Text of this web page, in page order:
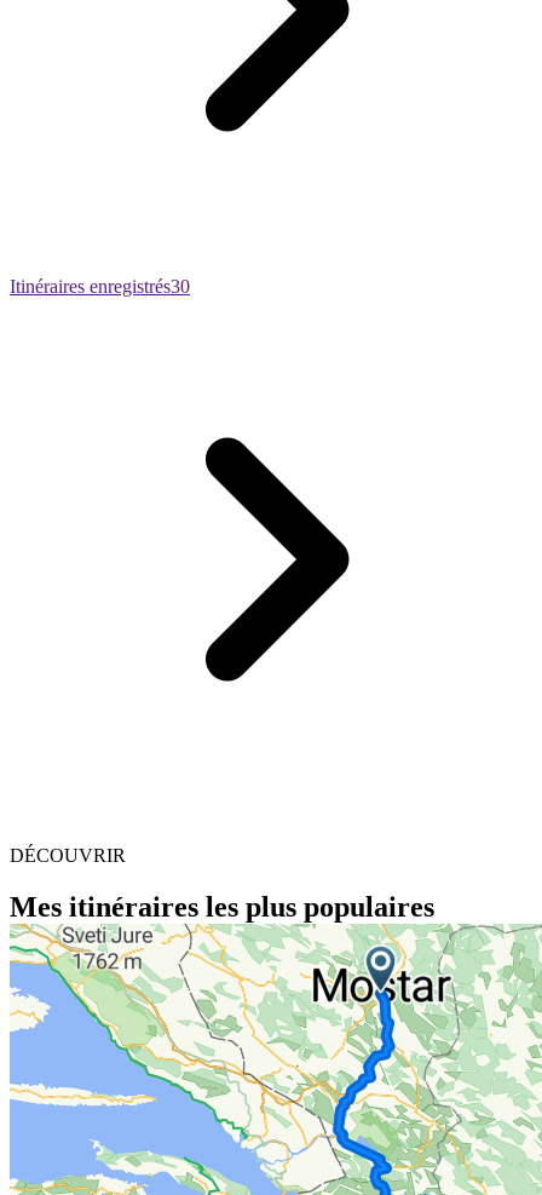
Itinéraires enregistrés30
DÉCOUVRIR
Mes itinéraires les plus populaires